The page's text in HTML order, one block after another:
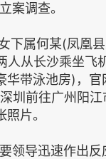
案调查。
下属何某(凤凰
人从长沙乘坐飞
华带泳池房)，官
圳前往广州阳江
片。
领导迅速作出反